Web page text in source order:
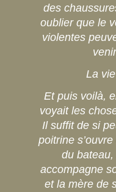
des
oublier que le
violentes
La
Et puis voilà,
voyait les
Il suffit de si
poitrine
du
accompagne
et la mère de